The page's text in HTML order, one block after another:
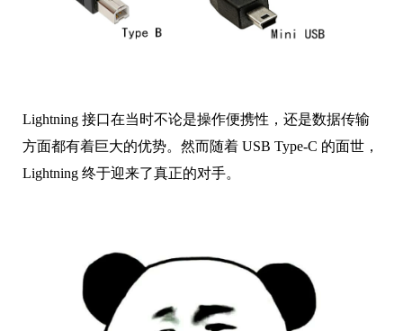
Lightning 接口在当时不论是操作便携性，还是数据传输
方面都有着巨大的优势。然而随着 USB Type-C 的面世，
Lightning 终于迎来了真正的对手。